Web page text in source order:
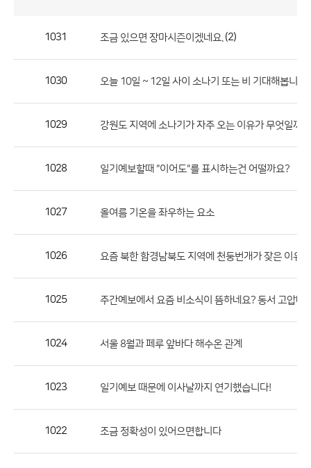
론
호,
록
1031 조금 있으면 장마시즌이겠네요. (2)
1030 오늘 10일 ~ 12일 사이 소나기 또는 비 기대해봅니다...
1029 강원도 지역에 소나기가 자주 오는 이유가 무엇일까
1028 일기예보할때 "이어도"를 표시하는건 어떨까요?
1027 올여름 기온을 좌우하는 요소
1026 요즘 북한 함경남북도 지역에 천둥번개가 잦은 이유
1025 주간예보에서 요즘 비소식이 뜸하네요? 동서 고압대
1024 서울 8월과 페루 앞바다 해수온 관계
1023 일기예보 때문에 이사날까지 연기했습니다!
1022 조금 정확성이 있어으면합니다